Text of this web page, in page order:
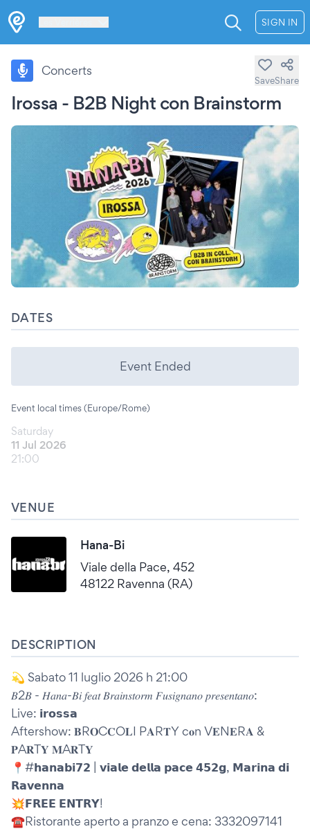
SIGN IN
Irossa - B2B Night con Brainstorm
Concerts
SaveShare
DATES
Event Ended
Event local times (Europe/Rome)
Saturday
11 Jul 2026
21:00
VENUE
Hana-Bi
Viale della Pace, 452
48122 Ravenna (RA)
DESCRIPTION
💫 Sabato 11 luglio 2026 h 21:00
𝐵2𝐵 - 𝐻𝑎𝑛𝑎-𝐵𝑖 𝑓𝑒𝑎𝑡 𝐵𝑟𝑎𝑖𝑛𝑠𝑡𝑜𝑟𝑚 𝐹𝑢𝑠𝑖𝑔𝑛𝑎𝑛𝑜 𝑝𝑟𝑒𝑠𝑒𝑛𝑡𝑎𝑛𝑜:
Live: 𝗶𝗿𝗼𝘀𝘀𝗮
Aftershow: 𝐁R𝐎C𝐂O𝐋I P𝐀R𝐓Y c𝐨n V𝐄N𝐄R𝐀 &
𝐏A𝐑T𝐘 𝐌A𝐑T𝐘
📍#𝗵𝗮𝗻𝗮𝗯𝗶𝟳𝟮 | 𝘃𝗶𝗮𝗹𝗲 𝗱𝗲𝗹𝗹𝗮 𝗽𝗮𝗰𝗲 𝟰𝟱𝟮𝗴, 𝗠𝗮𝗿𝗶𝗻𝗮 𝗱𝗶
𝗥𝗮𝘃𝗲𝗻𝗻𝗮
💥𝗙𝗥𝗘𝗘 𝗘𝗡𝗧𝗥𝗬!
☎️Ristorante aperto a pranzo e cena: 3332097141